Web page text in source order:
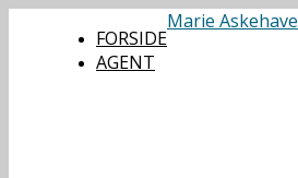
FORSIDE
AGENT
Marie Askehave